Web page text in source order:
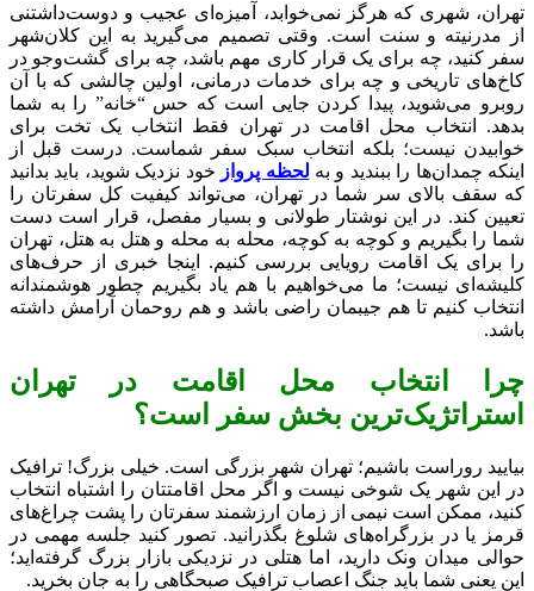
تهران، شهری که هرگز نمی‌خوابد، آمیزه‌ای عجیب و دوست‌داشتنی
از مدرنیته و سنت است. وقتی تصمیم می‌گیرید به این کلان‌شهر
سفر کنید، چه برای یک قرار کاری مهم باشد، چه برای گشت‌وجو در
کاخ‌های تاریخی و چه برای خدمات درمانی، اولین چالشی که با آن
روبرو می‌شوید، پیدا کردن جایی است که حس “خانه” را به شما
بدهد. انتخاب محل اقامت در تهران فقط انتخاب یک تخت برای
خوابیدن نیست؛ بلکه انتخاب سبک سفر شماست. درست قبل از
اینکه چمدان‌ها را ببندید و به لحظه پرواز خود نزدیک شوید، باید بدانید
که سقف بالای سر شما در تهران، می‌تواند کیفیت کل سفرتان را
تعیین کند. در این نوشتار طولانی و بسیار مفصل، قرار است دست
شما را بگیریم و کوچه به کوچه، محله به محله و هتل به هتل، تهران
را برای یک اقامت رویایی بررسی کنیم. اینجا خبری از حرف‌های
کلیشه‌ای نیست؛ ما می‌خواهیم با هم یاد بگیریم چطور هوشمندانه
انتخاب کنیم تا هم جیبمان راضی باشد و هم روحمان آرامش داشته
باشد.
چرا انتخاب محل اقامت در تهران
استراتژیک‌ترین بخش سفر است؟
بیایید روراست باشیم؛ تهران شهر بزرگی است. خیلی بزرگ! ترافیک
در این شهر یک شوخی نیست و اگر محل اقامتتان را اشتباه انتخاب
کنید، ممکن است نیمی از زمان ارزشمند سفرتان را پشت چراغ‌های
قرمز یا در بزرگراه‌های شلوغ بگذرانید. تصور کنید جلسه مهمی در
حوالی میدان ونک دارید، اما هتلی در نزدیکی بازار بزرگ گرفته‌اید؛
این یعنی شما باید جنگ اعصاب ترافیک صبحگاهی را به جان بخرید.